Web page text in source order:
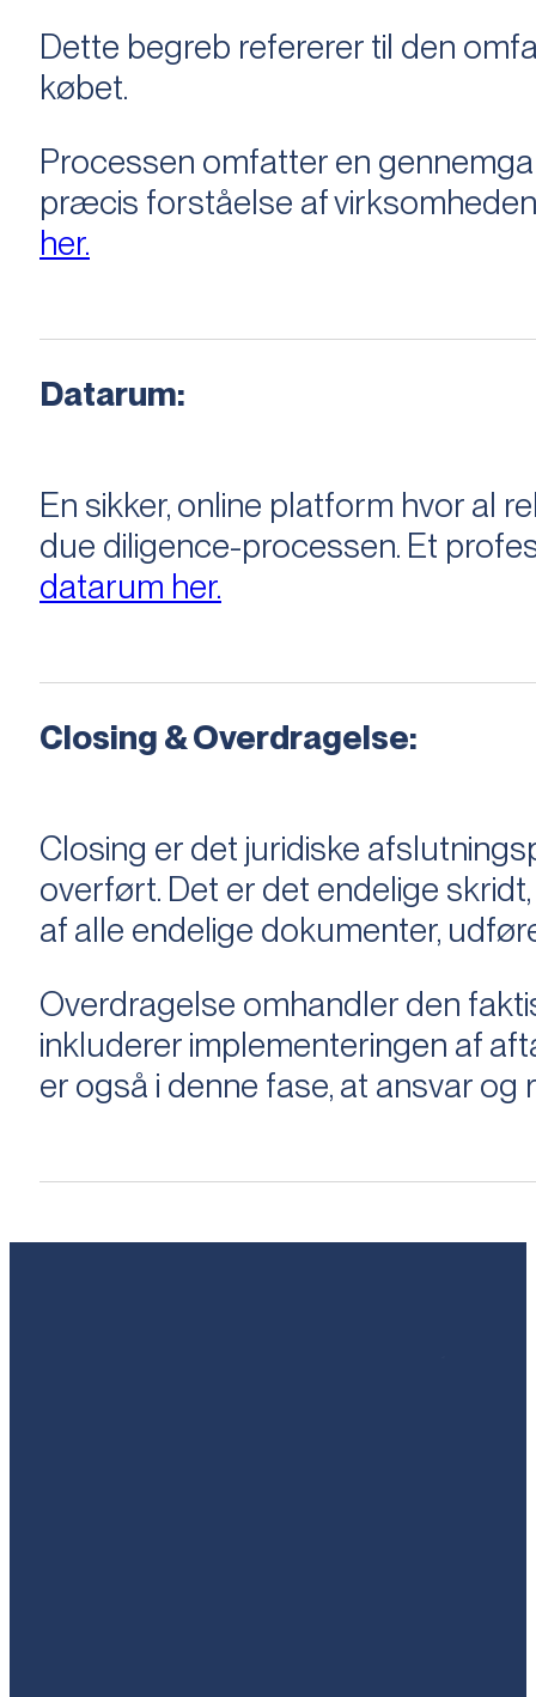
Dette begreb refererer til den
købet.
Processen omfatter en
præcis forståelse af
her.
Datarum:
En sikker, online platform hvor al
due diligence-processen. Et
datarum her.
Closing & Overdragelse:
Closing er det juridiske
overført. Det er det endelige
af alle endelige dokumenter,
Overdragelse omhandler den
inkluderer implementeringen af
er også i denne fase, at ansvar